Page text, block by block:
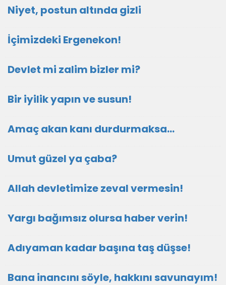
Niyet, postun altında gizli
İçimizdeki Ergenekon!
Devlet mi zalim bizler mi?
Bir iyilik yapın ve susun!
Amaç akan kanı durdurmaksa…
Umut güzel ya çaba?
Allah devletimize zeval vermesin!
Yargı bağımsız olursa haber verin!
Adıyaman kadar başına taş düşse!
Bana inancını söyle, hakkını savunayım!